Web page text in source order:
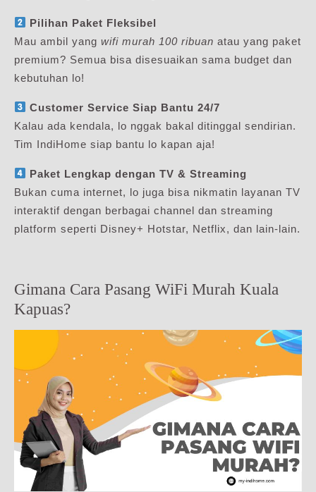
Pilihan Paket Fleksibel
Mau ambil yang wifi murah 100 ribuan atau yang paket
premium? Semua bisa disesuaikan sama budget dan
kebutuhan lo!
Customer Service Siap Bantu 24/7
Kalau ada kendala, lo nggak bakal ditinggal sendirian.
Tim IndiHome siap bantu lo kapan aja!
Paket Lengkap dengan TV & Streaming
Bukan cuma internet, lo juga bisa nikmatin layanan TV
interaktif dengan berbagai channel dan streaming
platform seperti Disney+ Hotstar, Netflix, dan lain-lain.
Gimana Cara Pasang WiFi Murah Kuala
Kapuas?